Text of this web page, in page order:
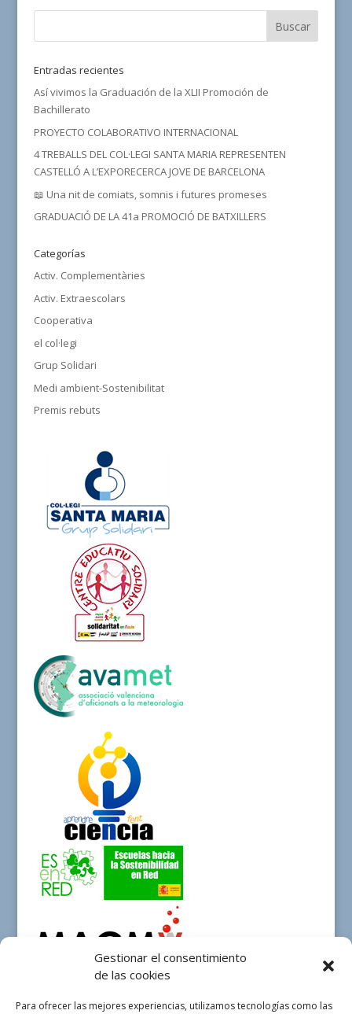
Gestionar el consentimiento
de las cookies
Para ofrecer las mejores experiencias, utilizamos tecnologías como las
Entradas recientes
Así vivimos la Graduación de la XLII Promoción de
Bachillerato
PROYECTO COLABORATIVO INTERNACIONAL
4 TREBALLS DEL COL·LEGI SANTA MARIA REPRESENTEN
CASTELLÓ A L’EXPORECERCA JOVE DE BARCELONA
📖 Una nit de comiats, somnis i futures promeses
GRADUACIÓ DE LA 41a PROMOCIÓ DE BATXILLERS
Categorías
Activ. Complementàries
Activ. Extraescolars
Cooperativa
el col·legi
Grup Solidari
Medi ambient-Sostenibilitat
Premis rebuts